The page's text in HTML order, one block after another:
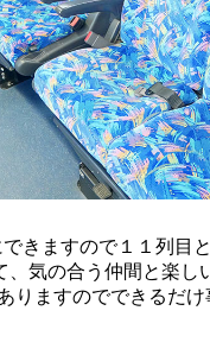
きますので１１列目
、気の合う仲間と楽し
りますのでできるだ